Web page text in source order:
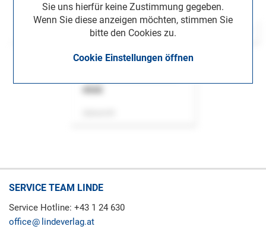
Sie uns hierfür keine Zustimmung gegeben.
Wenn Sie diese anzeigen möchten, stimmen Sie
bitte den Cookies zu.
Cookie Einstellungen öffnen
SERVICE TEAM LINDE
Service Hotline: +43 1 24 630
office
lindeverlag.at